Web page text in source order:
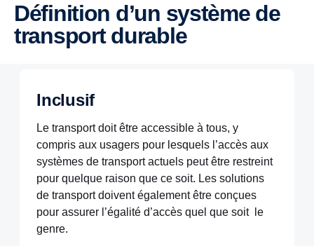
Définition d’un système de
transport durable
Inclusif
Le transport doit être accessible à tous, y
compris aux usagers pour lesquels l’accès aux
systèmes de transport actuels peut être restreint
pour quelque raison que ce soit. Les solutions
de transport doivent également être conçues
pour assurer l’égalité d’accès quel que soit le
genre.